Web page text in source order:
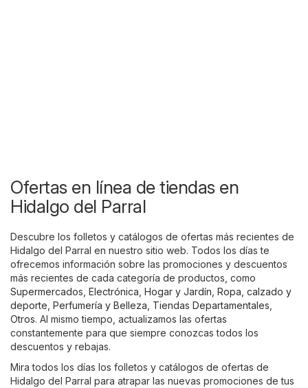
Ofertas en línea de tiendas en
Hidalgo del Parral
Descubre los folletos y catálogos de ofertas más recientes de
Hidalgo del Parral en nuestro sitio web. Todos los días te
ofrecemos información sobre las promociones y descuentos
más recientes de cada categoría de productos, como
Supermercados Electrónica Hogar y Jardín Ropa, calzado y
deporte Perfumería y Belleza Tiendas Departamentales
Otros. Al mismo tiempo, actualizamos las ofertas
constantemente para que siempre conozcas todos los
descuentos y rebajas.
Mira todos los días los folletos y catálogos de ofertas de
Hidalgo del Parral para atrapar las nuevas promociones de tus